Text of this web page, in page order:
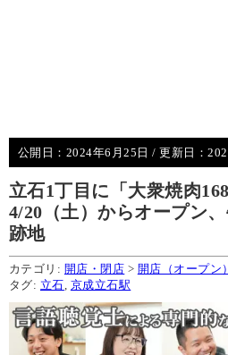
公開日： 2024年6月25日 / 更新日：
立石1丁目に「大衆焼肉
4/20（土）からオープン
跡地
カテゴリ: 開店・閉店 > 開店（オープン）
タグ: 立石 京成立石駅